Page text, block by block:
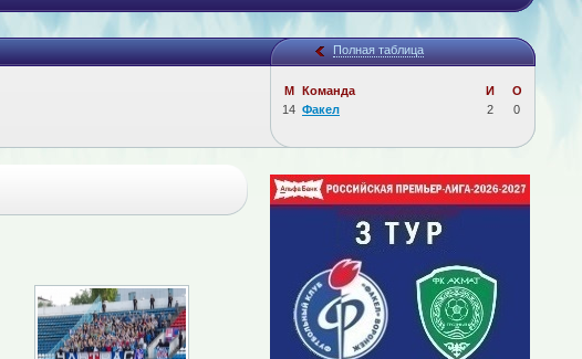
Полная таблица
М Команда И
О
14 Факел 2 0